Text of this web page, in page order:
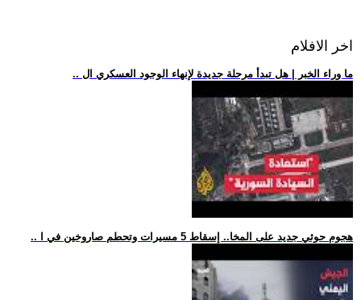
اخر الافلام
.. ما وراء الخبر | هل تبدأ مرحلة جديدة لإنهاء الوجود العسكري ال
.. هجوم حوثي جديد على المخا.. إسقاط 5 مسيرات وتحطم صاروخين في ا